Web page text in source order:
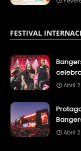
FESTIVAL
Abril
Abril